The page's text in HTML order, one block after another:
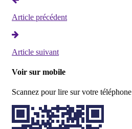
Article précédent
Article suivant
Voir sur mobile
Scannez pour lire sur votre téléphone